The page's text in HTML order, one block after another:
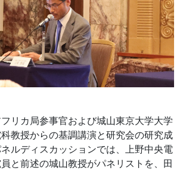
リカ局参事官および城山東京大学大学
教授からの基調講演と研究会の研究成
ルディスカッションでは、上野中央電
と前述の城山教授がパネリストを、田